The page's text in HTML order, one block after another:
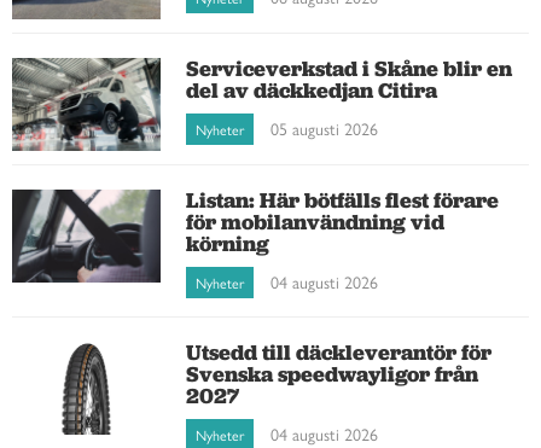
Serviceverkstad i Skåne blir en
del av däckkedjan Citira
Nyheter 05 augusti 2026
Listan: Här bötfälls flest förare
för mobilanvändning vid
körning
Nyheter 04 augusti 2026
Utsedd till däckleverantör för
Svenska speedwayligor från
2027
Nyheter 04 augusti 2026